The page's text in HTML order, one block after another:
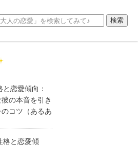
恋愛傾向：
の本音を引き
コツ（あるあ
格と恋愛傾